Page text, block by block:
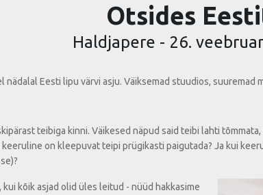
Otsides
Haldjapere - 26.
nädalal Eesti lipu värvi asju. Väiksemad stuudios, suuremad
teibiga kinni. Väikesed näpud said teibi lahti
keeruline on kleepuvat teipi prügikasti paigutada? Ja kui
kõik asjad olid üles leitud - nüüd hakkasime